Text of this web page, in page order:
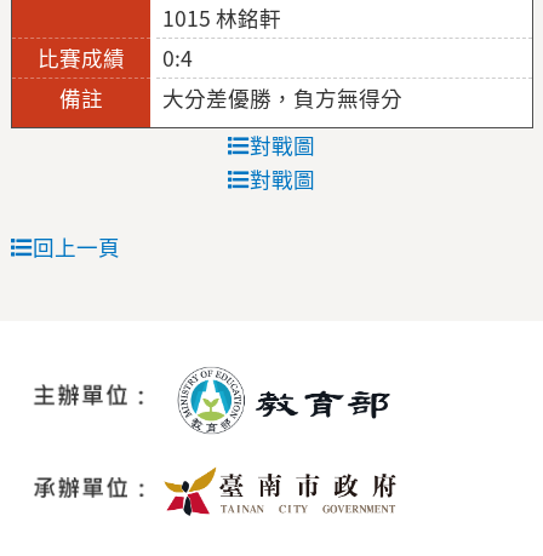
1015 林銘軒
0:4
大分差優勝，負方無得分
對戰圖
對戰圖
回上一頁